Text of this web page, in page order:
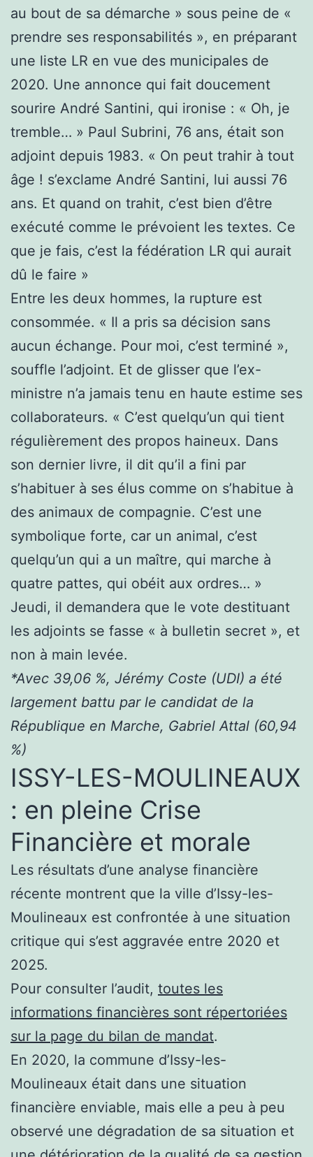
au bout de sa démarche » sous peine de «
prendre ses responsabilités », en préparant
une liste LR en vue des municipales de
2020. Une annonce qui fait doucement
sourire André Santini, qui ironise : « Oh, je
tremble… » Paul Subrini, 76 ans, était son
adjoint depuis 1983. « On peut trahir à tout
âge ! s’exclame André Santini, lui aussi 76
ans. Et quand on trahit, c’est bien d’être
exécuté comme le prévoient les textes. Ce
que je fais, c’est la fédération LR qui aurait
dû le faire »
Entre les deux hommes, la rupture est
consommée. « Il a pris sa décision sans
aucun échange. Pour moi, c’est terminé »,
souffle l’adjoint. Et de glisser que l’ex-
ministre n’a jamais tenu en haute estime ses
collaborateurs. « C’est quelqu’un qui tient
régulièrement des propos haineux. Dans
son dernier livre, il dit qu’il a fini par
s’habituer à ses élus comme on s’habitue à
des animaux de compagnie. C’est une
symbolique forte, car un animal, c’est
quelqu’un qui a un maître, qui marche à
quatre pattes, qui obéit aux ordres… »
Jeudi, il demandera que le vote destituant
les adjoints se fasse « à bulletin secret », et
non à main levée.
*Avec 39,06 %, Jérémy Coste (UDI) a été
largement battu par le candidat de la
République en Marche, Gabriel Attal (60,94
%)
ISSY-LES-MOULINEAUX
: en pleine Crise
Financière et morale
Les résultats d’une analyse financière
récente montrent que la ville d’Issy-les-
Moulineaux est confrontée à une situation
critique qui s’est aggravée entre 2020 et
2025.
Pour consulter l’audit, toutes les
informations financières sont répertoriées
sur la page du bilan de mandat.
En 2020, la commune d’Issy-les-
Moulineaux était dans une situation
financière enviable, mais elle a peu à peu
observé une dégradation de sa situation et